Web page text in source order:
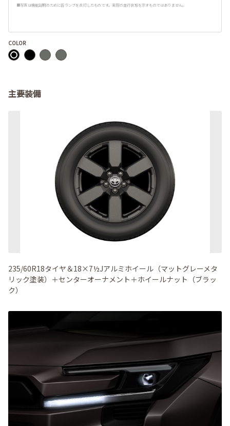
■写真は機能説明のために各ランプを点灯したものです。実際の走行状態を示すものではありません。
COLOR
主要装備
235/60R18タイヤ＆18×7½Jアルミホイール（マットグレーメタ
リック塗装）＋センターオーナメント＋ホイールナット（ブラッ
ク）